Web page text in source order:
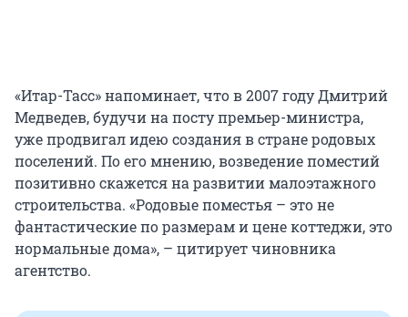
«Итар-Тасс» напоминает, что в 2007 году Дмитрий
Медведев, будучи на посту премьер-министра,
уже продвигал идею создания в стране родовых
поселений. По его мнению, возведение поместий
позитивно скажется на развитии малоэтажного
строительства. «Родовые поместья – это не
фантастические по размерам и цене коттеджи, это
нормальные дома», – цитирует чиновника
агентство.